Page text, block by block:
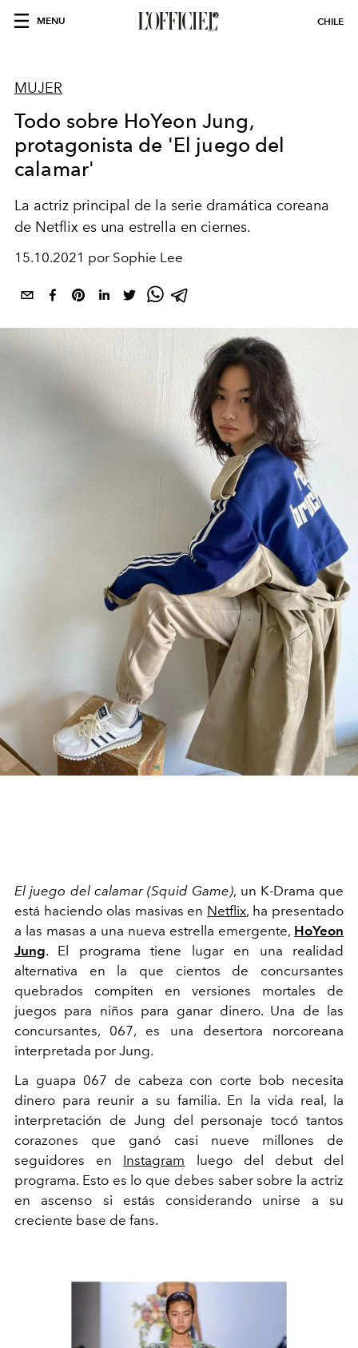
MENU CHILE
MUJER
Todo sobre HoYeon Jung,
protagonista de 'El juego del
calamar'
La actriz principal de la serie dramática coreana
de Netflix es una estrella en ciernes.
15.10.2021 por Sophie Lee
El juego del calamar (Squid Game), un K-Drama que
está haciendo olas masivas en Netflix, ha presentado
a las masas a una nueva estrella emergente, HoYeon
Jung. El programa tiene lugar en una realidad
alternativa en la que cientos de concursantes
quebrados compiten en versiones mortales de
juegos para niños para ganar dinero. Una de las
concursantes, 067, es una desertora norcoreana
interpretada por Jung.
La guapa 067 de cabeza con corte bob necesita
dinero para reunir a su familia. En la vida real, la
interpretación de Jung del personaje tocó tantos
corazones que ganó casi nueve millones de
seguidores en Instagram luego del debut del
programa. Esto es lo que debes saber sobre la actriz
en ascenso si estás considerando unirse a su
creciente base de fans.